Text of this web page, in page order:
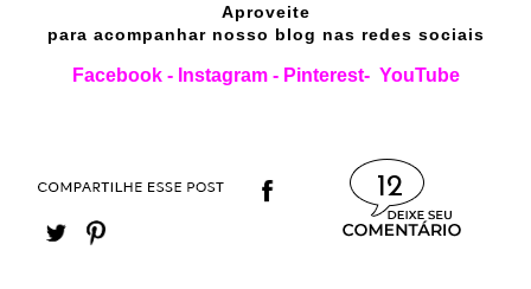
Aproveite
para acompanhar nosso blog nas redes sociais
Facebook- Instagram- Pinterest- YouTube
12